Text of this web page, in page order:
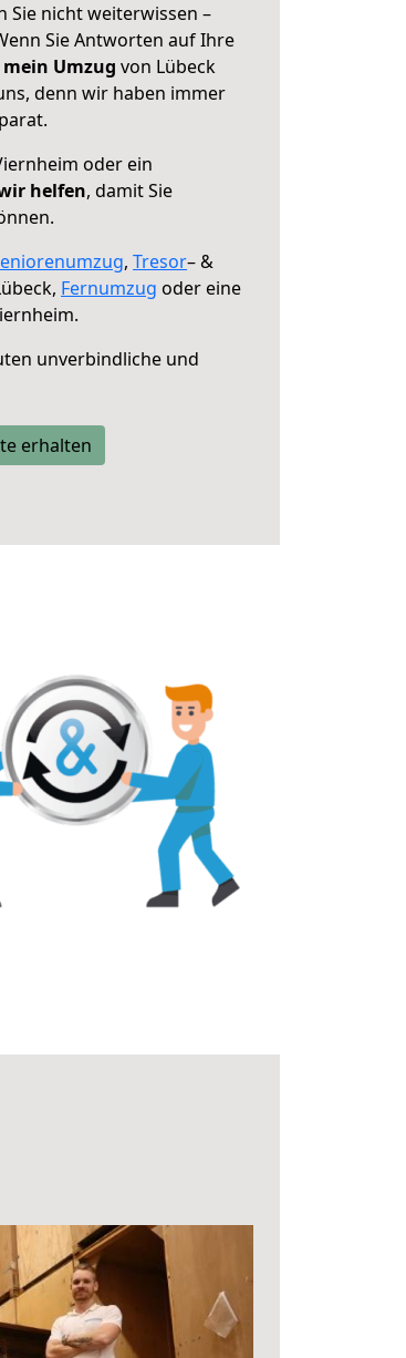
Sie nicht weiterwissen –
Sie Antworten auf Ihre
Umzug von Lübeck
denn wir haben immer
oder ein
helfen, damit Sie
, Tresor– &
Fernumzug oder eine
unverbindliche und
erhalten